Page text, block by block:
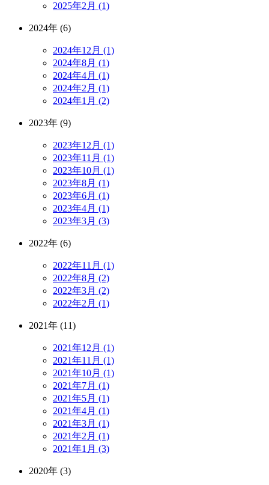
2025年2月 (1)
2024年 (6)
2024年12月 (1)
2024年8月 (1)
2024年4月 (1)
2024年2月 (1)
2024年1月 (2)
2023年 (9)
2023年12月 (1)
2023年11月 (1)
2023年10月 (1)
2023年8月 (1)
2023年6月 (1)
2023年4月 (1)
2023年3月 (3)
2022年 (6)
2022年11月 (1)
2022年8月 (2)
2022年3月 (2)
2022年2月 (1)
2021年 (11)
2021年12月 (1)
2021年11月 (1)
2021年10月 (1)
2021年7月 (1)
2021年5月 (1)
2021年4月 (1)
2021年3月 (1)
2021年2月 (1)
2021年1月 (3)
2020年 (3)